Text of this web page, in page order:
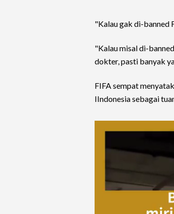
"Kalau gak di-banned
"Kalau misal di-
dokter, pasti banyak
FIFA sempat
IIndonesia sebagai